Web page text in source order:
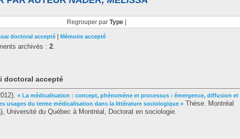
Regrouper par Type|
doctoral accepté Mémoire accepté
archivés : 2.
doctoral accepté
« La médicalisation : concept, phénomène et processus : émergence, diffusion et
usages du terme médicalisation dans la littérature sociologique » Thèse. Montréal
Université du Québec à Montréal, Doctorat en sociologie.